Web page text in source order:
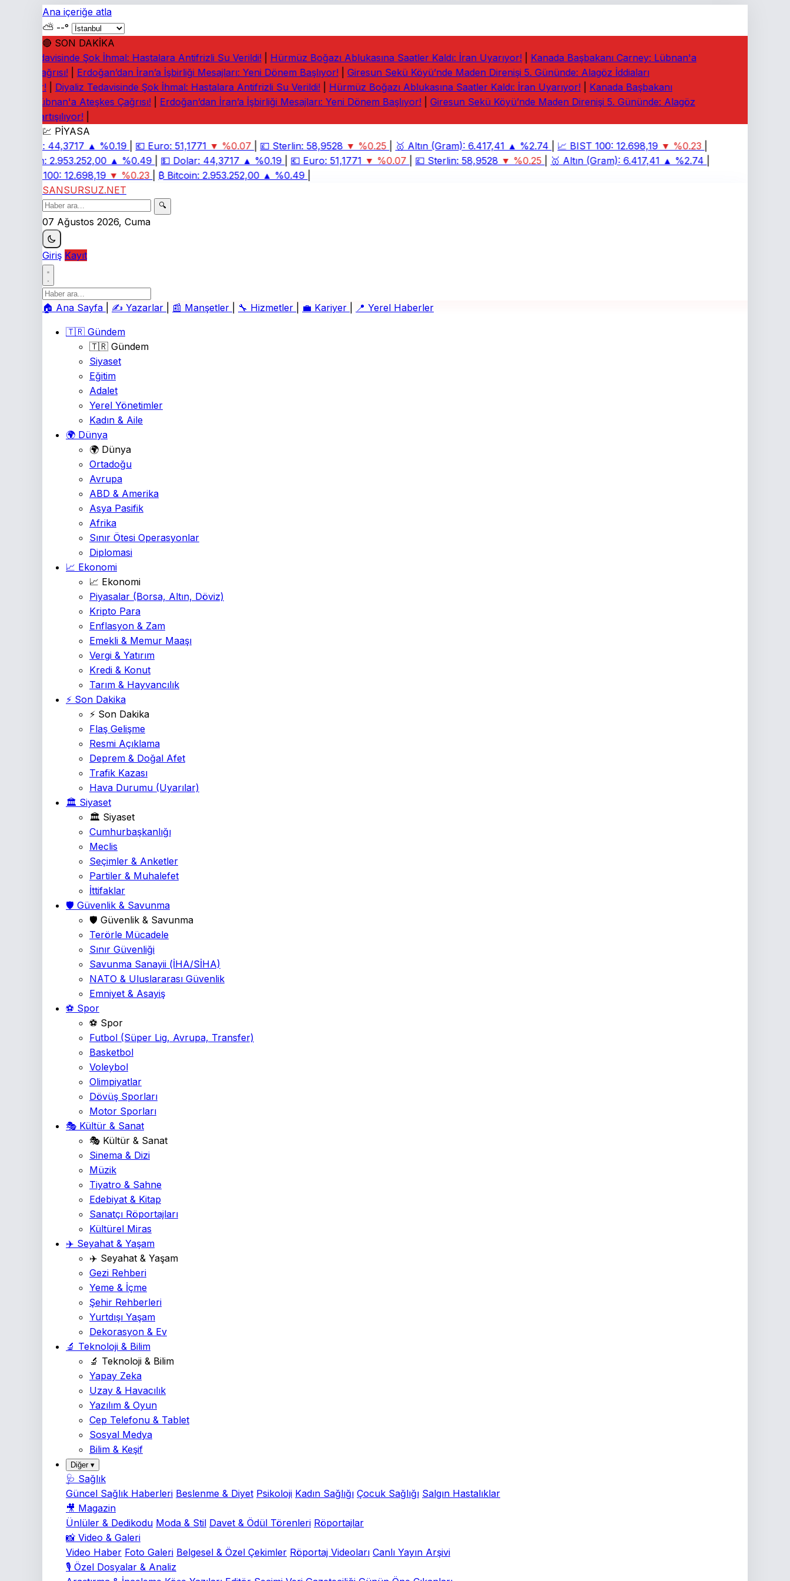
Ana içeriğe atla
⛅ --°
🔴 SON DAKİKA
Tedavisinde Şok İhmal: Hastalara Antifrizli Su Verildi! | Hürmüz Boğazı Ablukasına Saatler Kaldı: İran Uyarıyor! |
Kanada Başbakanı Carney: Lübnan'a
Çağrısı! | Erdoğan’dan İran’a İşbirliği Mesajları: Yeni Dönem Başlıyor! |
Giresun Sekü Köyü’nde Maden Direnişi 5. Gününde: Alagöz İddiaları
| Diyaliz Tedavisinde Şok İhmal: Hastalara Antifrizli Su Verildi! | Hürmüz Boğazı Ablukasına Saatler Kaldı: İran Uyarıyor! |
Kanada Başbakanı
Lübnan'a Ateşkes Çağrısı! | Erdoğan’dan İran’a İşbirliği Mesajları: Yeni Dönem Başlıyor! |
Giresun Sekü Köyü’nde Maden Direnişi 5. Gününde: Alagöz
Tartışılıyor! |
💹 PİYASA
44,3717 ▲ %0.19 | 💶 Euro: 51,1771 ▼ %0.07 | 💷 Sterlin: 58,9528 ▼ %0.25 | 🥇 Altın (Gram): 6.417,41 ▲ %2.74 | 📈 BIST 100: 12.698,19 ▼ %0.23 |
2.953.252,00 ▲ %0.49 | 💵 Dolar: 44,3717 ▲ %0.19 | 💶 Euro: 51,1771 ▼ %0.07 | 💷 Sterlin: 58,9528 ▼ %0.25 | 🥇 Altın (Gram): 6.417,41 ▲ %2.74 |
BIST 100: 12.698,19 ▼ %0.23 | Bitcoin: 2.953.252,00 ▲ %0.49 |
SANSURSUZ.NET
🔍
07 Ağustos 2026, Cuma
Giriş Kayıt
🏠 Ana Sayfa ✍️ Yazarlar 📰 Manşetler 🔧 Hizmetler 💼 Kariyer 📍 Yerel Haberler
🇹🇷 Gündem
🇹🇷 Gündem
Siyaset
Eğitim
Adalet
Yerel Yönetimler
Kadın & Aile
🌍 Dünya
🌍 Dünya
Ortadoğu
Avrupa
ABD & Amerika
Asya Pasifik
Afrika
Sınır Ötesi Operasyonlar
Diplomasi
📈 Ekonomi
📈 Ekonomi
Piyasalar (Borsa, Altın, Döviz)
Kripto Para
Enflasyon & Zam
Emekli & Memur Maaşı
Vergi & Yatırım
Kredi & Konut
Tarım & Hayvancılık
⚡ Son Dakika
⚡ Son Dakika
Flaş Gelişme
Resmi Açıklama
Deprem & Doğal Afet
Trafik Kazası
Hava Durumu (Uyarılar)
🏛️ Siyaset
🏛️ Siyaset
Cumhurbaşkanlığı
Meclis
Seçimler & Anketler
Partiler & Muhalefet
İttifaklar
🛡️ Güvenlik & Savunma
🛡️ Güvenlik & Savunma
Terörle Mücadele
Sınır Güvenliği
Savunma Sanayii (İHA/SİHA)
NATO & Uluslararası Güvenlik
Emniyet & Asayiş
⚽ Spor
⚽ Spor
Futbol (Süper Lig, Avrupa, Transfer)
Basketbol
Voleybol
Olimpiyatlar
Dövüş Sporları
Motor Sporları
🎭 Kültür & Sanat
🎭 Kültür & Sanat
Sinema & Dizi
Müzik
Tiyatro & Sahne
Edebiyat & Kitap
Sanatçı Röportajları
Kültürel Miras
✈️ Seyahat & Yaşam
✈️ Seyahat & Yaşam
Gezi Rehberi
Yeme & İçme
Şehir Rehberleri
Yurtdışı Yaşam
Dekorasyon & Ev
🔬 Teknoloji & Bilim
🔬 Teknoloji & Bilim
Yapay Zeka
Uzay & Havacılık
Yazılım & Oyun
Cep Telefonu & Tablet
Sosyal Medya
Bilim & Keşif
Diğer ▾
🩺 Sağlık
Güncel Sağlık Haberleri Beslenme & Diyet Psikoloji Kadın Sağlığı Çocuk Sağlığı Salgın Hastalıklar
🎥 Magazin
Ünlüler & Dedikodu Moda & Stil Davet & Ödül Törenleri Röportajlar
📸 Video & Galeri
Video Haber Foto Galeri Belgesel & Özel Çekimler Röportaj Videoları Canlı Yayın Arşivi
🎙️ Özel Dosyalar & Analiz